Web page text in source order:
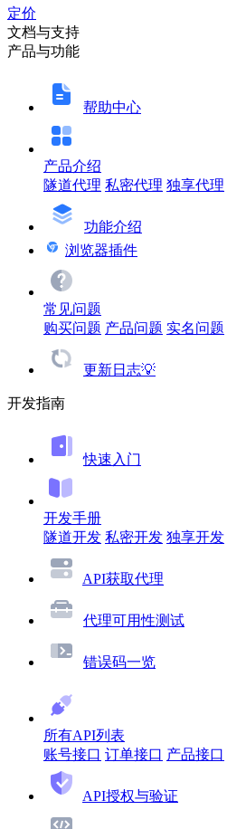
定价
文档与支持
产品与功能
帮助中心
产品介绍
隧道代理 私密代理 独享代理
功能介绍
浏览器插件
常见问题
购买问题 产品问题 实名问题
更新日志💡
开发指南
快速入门
开发手册
隧道开发 私密开发 独享开发
API获取代理
代理可用性测试
错误码一览
所有API列表
账号接口 订单接口 产品接口
API授权与验证